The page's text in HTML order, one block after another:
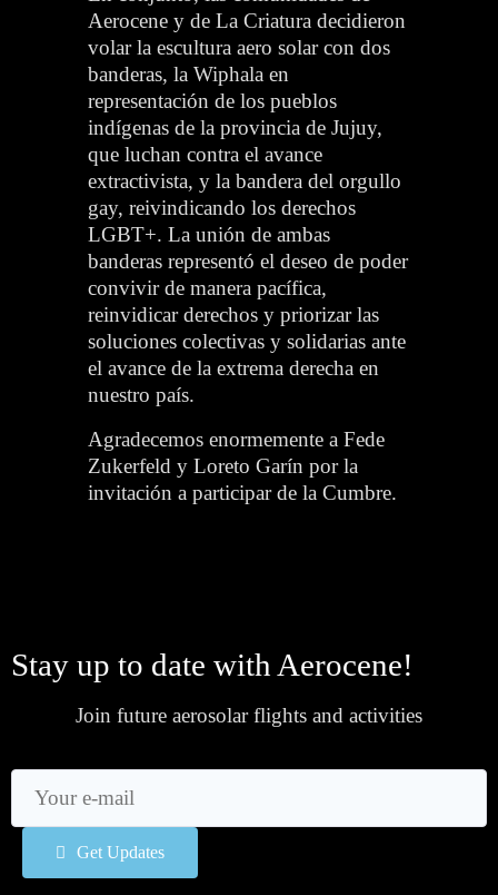
Aerocene y de La Criatura decidieron
volar la escultura aero solar con dos
banderas, la Wiphala en
representación de los pueblos
indígenas de la provincia de Jujuy,
que luchan contra el avance
extractivista, y la bandera del orgullo
gay, reivindicando los derechos
LGBT+. La unión de ambas
banderas representó el deseo de poder
convivir de manera pacífica,
reinvidicar derechos y priorizar las
soluciones colectivas y solidarias ante
el avance de la extrema derecha en
nuestro país.
Agradecemos enormemente a Fede
Zukerfeld y Loreto Garín por la
invitación a participar de la Cumbre.
Stay up to date with Aerocene!
Join future aerosolar flights and activities
Get Updates